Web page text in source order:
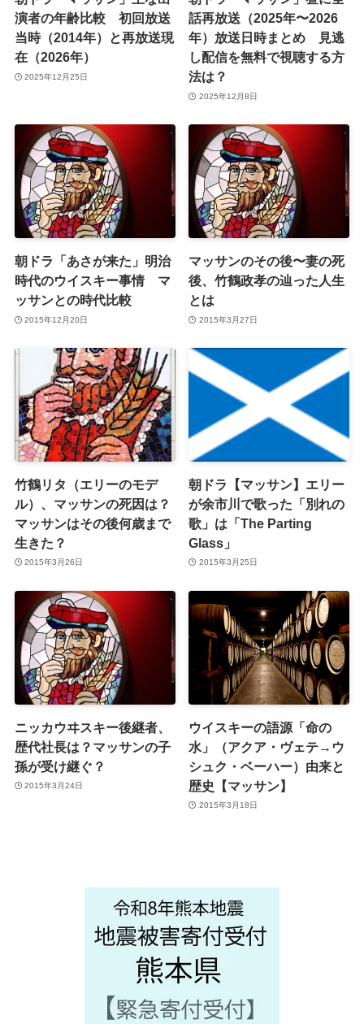
演者の年齢比較 初回放送
当時（2014年）と再放送現
在（2026年）
2025年12月25日
話再放送（2025年〜2026
年）放送日時まとめ 見逃
し配信を無料で視聴する方
法は？
2025年12月8日
朝ドラ「あさが来た」明治
時代のウイスキー事情 マ
ッサンとの時代比較
2015年12月20日
マッサンのその後〜妻の死
後、竹鶴政孝の辿った人生
とは
2015年3月27日
竹鶴リタ（エリーのモデ
ル）、マッサンの死因は？
マッサンはその後何歳まで
生きた？
2015年3月26日
朝ドラ【マッサン】エリー
が余市川で歌った「別れの
歌」は「The Parting
Glass」
2015年3月25日
ニッカウヰスキー後継者、
歴代社長は？マッサンの子
孫が受け継ぐ？
2015年3月24日
ウイスキーの語源「命の
水」（アクア・ヴェテ→ウ
シュク・ベーハー）由来と
歴史【マッサン】
2015年3月18日